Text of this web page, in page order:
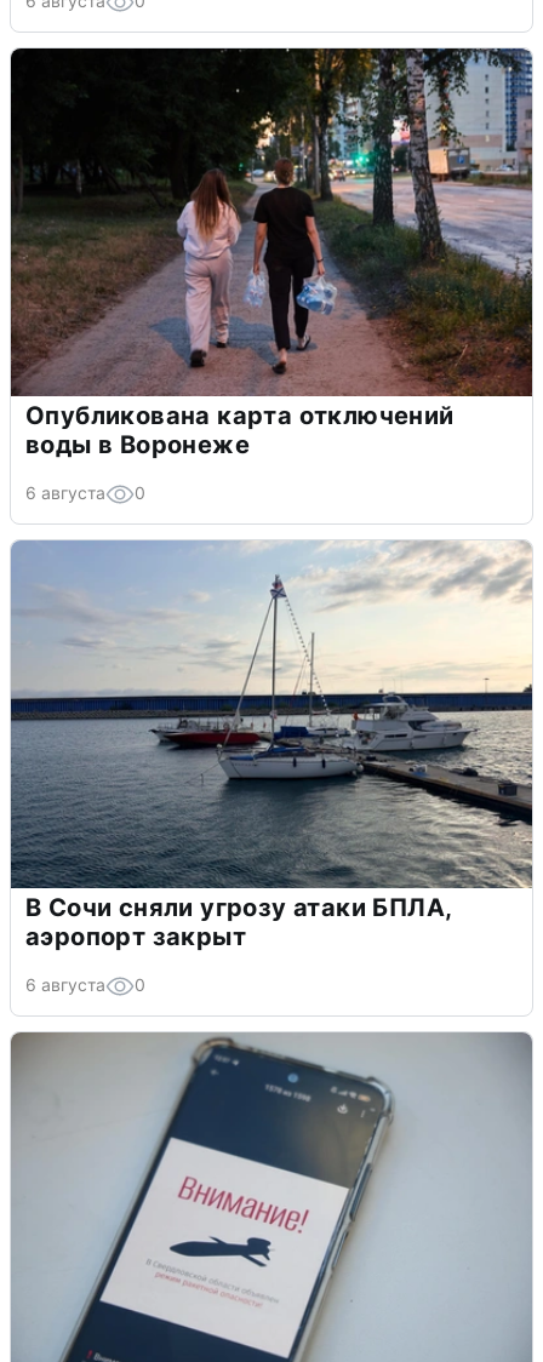
Опубликована карта отключений
воды в Воронеже
6 августа 0
В Сочи сняли угрозу атаки БПЛА,
аэропорт закрыт
6 августа 0